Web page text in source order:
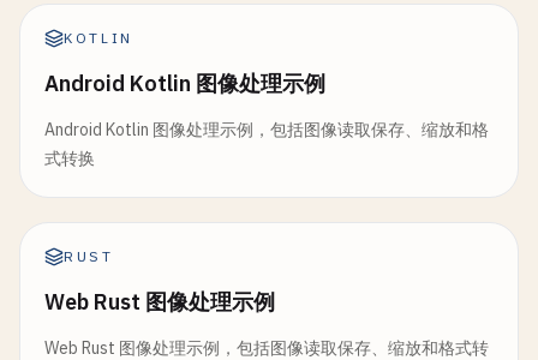
KOTLIN
Android Kotlin 图像处理示例
Android Kotlin 图像处理示例，包括图像读取保存、缩放和格
式转换
RUST
Web Rust 图像处理示例
Web Rust 图像处理示例，包括图像读取保存、缩放和格式转